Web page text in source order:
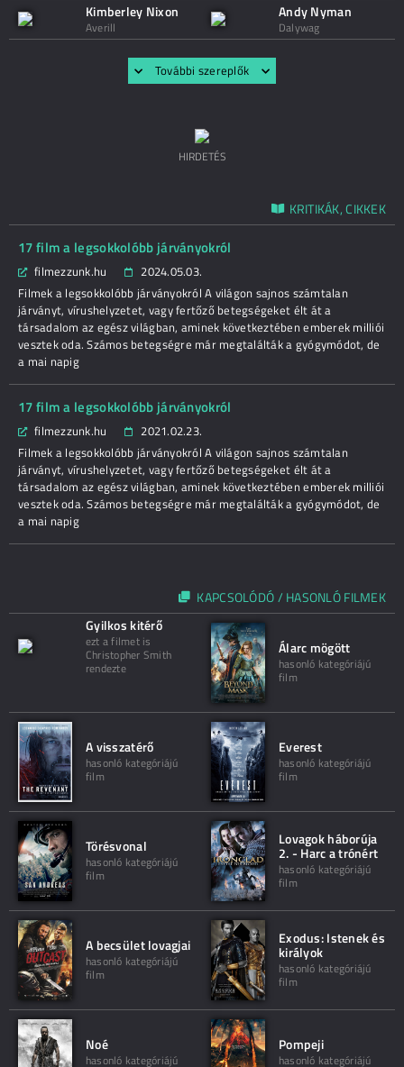
Kimberley Nixon
Averill
Andy Nyman
Dalywag
További szereplők
HIRDETÉS
KRITIKÁK, CIKKEK
17 film a legsokkolóbb járványokról
filmezzunk.hu
2024.05.03.
Filmek a legsokkolóbb járványokról A világon sajnos számtalan
járványt, vírushelyzetet, vagy fertőző betegségeket élt át a
társadalom az egész világban, aminek következtében emberek milliói
vesztek oda. Számos betegségre már megtalálták a gyógymódot, de
a mai napig
17 film a legsokkolóbb járványokról
filmezzunk.hu
2021.02.23.
Filmek a legsokkolóbb járványokról A világon sajnos számtalan
járványt, vírushelyzetet, vagy fertőző betegségeket élt át a
társadalom az egész világban, aminek következtében emberek milliói
vesztek oda. Számos betegségre már megtalálták a gyógymódot, de
a mai napig
KAPCSOLÓDÓ / HASONLÓ FILMEK
Gyilkos kitérő
ezt a filmet is
Christopher Smith
rendezte
Álarc mögött
hasonló kategóriájú
film
A visszatérő
hasonló kategóriájú
film
Everest
hasonló kategóriájú
film
Törésvonal
hasonló kategóriájú
film
Lovagok háborúja
2. - Harc a trónért
hasonló kategóriájú
film
A becsület lovagjai
hasonló kategóriájú
film
Exodus: Istenek és
királyok
hasonló kategóriájú
film
Noé
hasonló kategóriájú
Pompeji
hasonló kategóriájú